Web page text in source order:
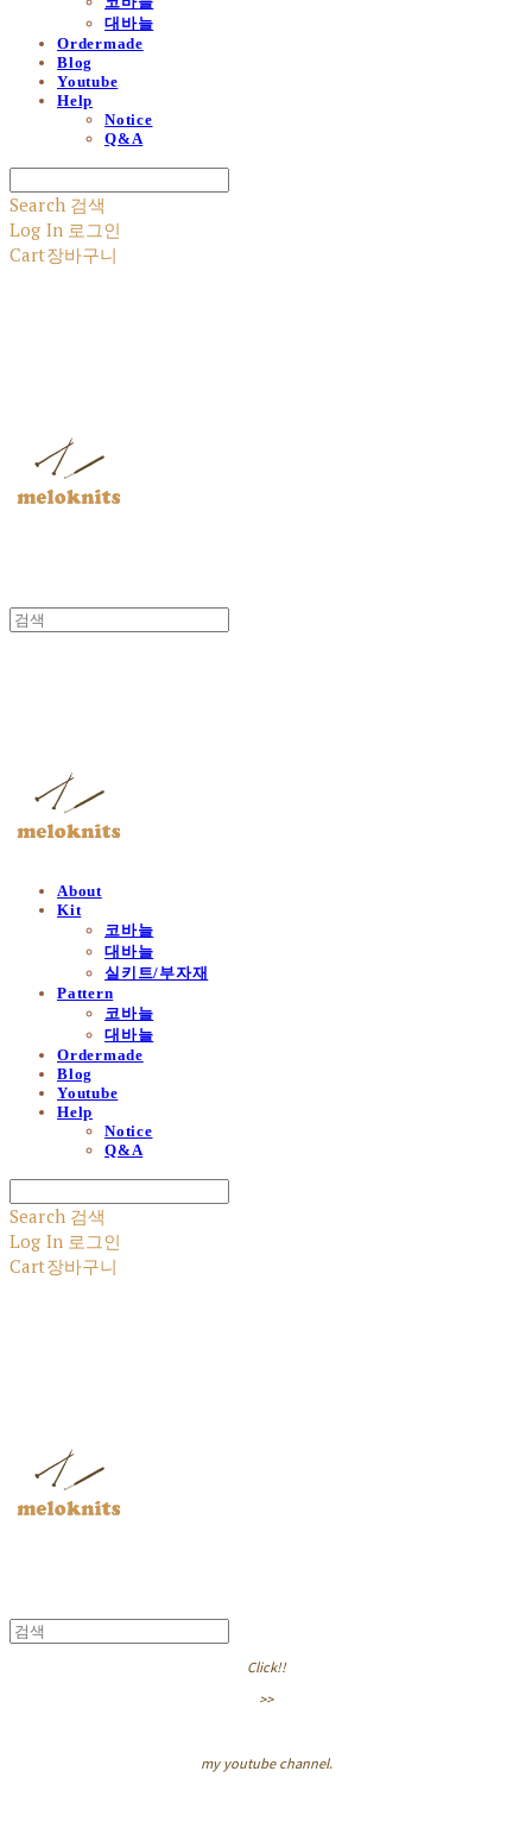
대바늘
Ordermade
Blog
Youtube
Help
Notice
Q&A
Search 검색
Log In 로그인
Cart장바구니
About
Kit
코바늘
대바늘
실키트/부자재
Pattern
코바늘
대바늘
Ordermade
Blog
Youtube
Help
Notice
Q&A
Search 검색
Log In 로그인
Cart장바구니
Click!!
>>
my youtube channel.